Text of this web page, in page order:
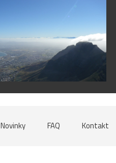
Novinky FAQ Kontakt